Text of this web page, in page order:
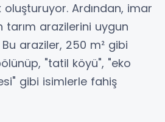
Ardından, imar
tarım arazilerini uygun
araziler, 250 m² gibi
"tatil köyü", "eko
gibi isimlerle fahiş